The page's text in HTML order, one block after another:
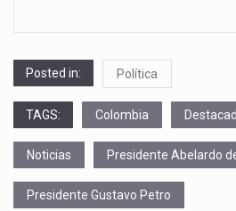
Posted in: Política
TAGS: Colombia
Noticias Presidente Abelardo
Presidente Gustavo Petro